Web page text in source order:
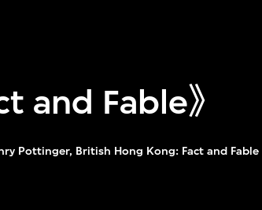
and Fable》
Pottinger, British Hong Kong: Fact and Fable